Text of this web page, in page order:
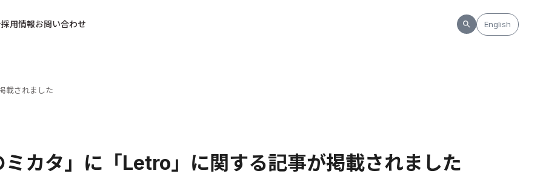
採用情報お問い合わせ English
載されました
ミカタ」に「Letro」に関する記事が掲載されました